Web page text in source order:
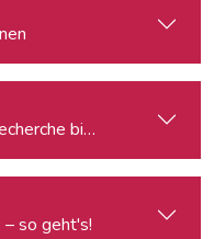
bis zur
so geht's!